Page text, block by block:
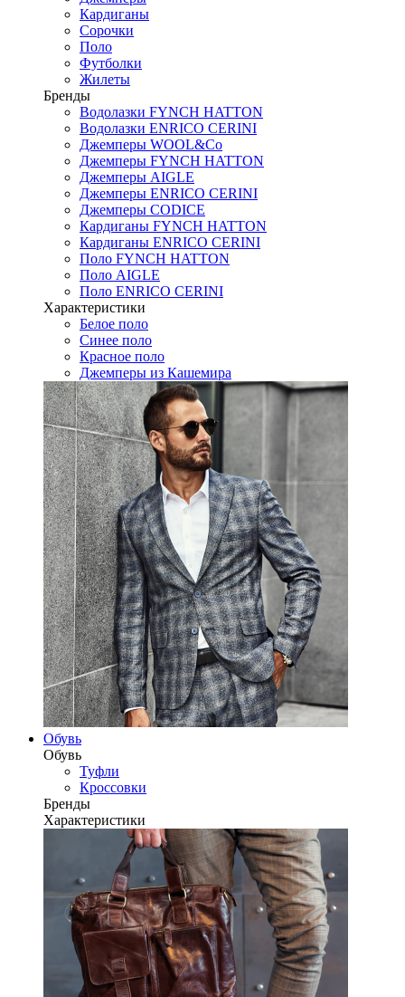
Кардиганы
Сорочки
Поло
Футболки
Жилеты
Бренды
Водолазки FYNCH HATTON
Водолазки ENRICO CERINI
Джемперы WOOL&Co
Джемперы FYNCH HATTON
Джемперы AIGLE
Джемперы ENRICO CERINI
Джемперы CODICE
Кардиганы FYNCH HATTON
Кардиганы ENRICO CERINI
Поло FYNCH HATTON
Поло AIGLE
Поло ENRICO CERINI
Характеристики
Белое поло
Синее поло
Красное поло
Джемперы из Кашемира
Обувь
Обувь
Туфли
Кроссовки
Бренды
Характеристики